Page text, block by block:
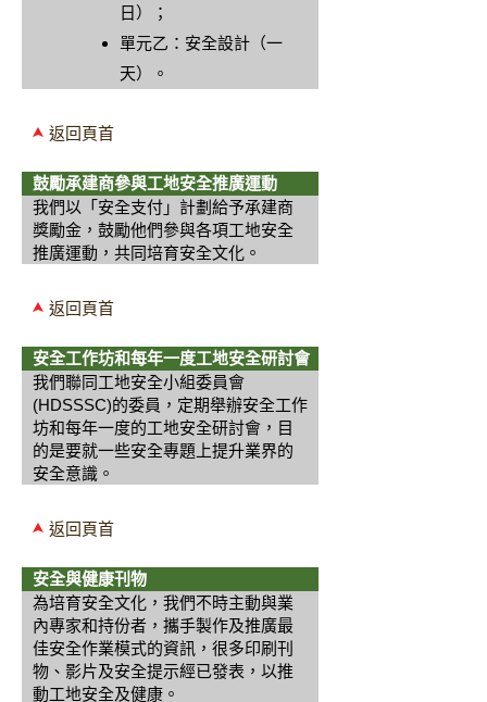
日）；
單元乙：安全設計（一
天）。
返回頁首
鼓勵承建商參與工地安全推廣運動
我們以「安全支付」計劃給予承建商
獎勵金，鼓勵他們參與各項工地安全
推廣運動，共同培育安全文化。
返回頁首
安全工作坊和每年一度工地安全研討會
我們聯同工地安全小組委員會
(HDSSSC)的委員，定期舉辦安全工作
坊和每年一度的工地安全研討會，目
的是要就一些安全專題上提升業界的
安全意識。
返回頁首
安全與健康刊物
為培育安全文化，我們不時主動與業
內專家和持份者，攜手製作及推廣最
佳安全作業模式的資訊，很多印刷刊
物、影片及安全提示經已發表，以推
動工地安全及健康。